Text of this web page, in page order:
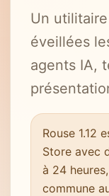
Un
éveillées
agents IA,
Rouse 1.12
Store avec
à 24
commune